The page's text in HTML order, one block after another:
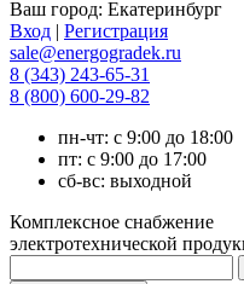
Ваш город: Екатеринбург
Вход | Регистрация
sale@energogradek.ru
8 (343) 243-65-31
8 (800) 600-29-82
пн-чт: с 9:00 до 18:00
пт: с 9:00 до 17:00
сб-вс: выходной
Комплексное снабжение
электротехнической